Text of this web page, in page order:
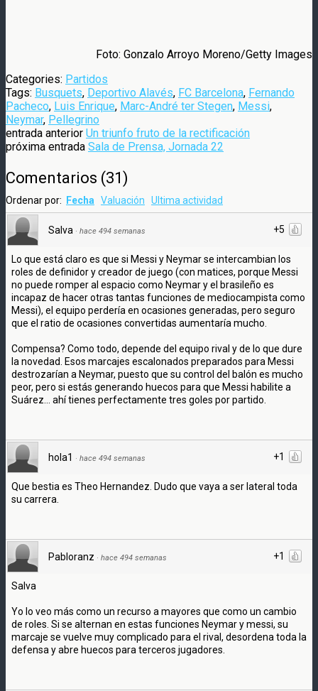
Foto: Gonzalo Arroyo Moreno/Getty Images
Categories: Partidos
Tags: Busquets, Deportivo Alavés, FC Barcelona, Fernando
Pacheco, Luis Enrique, Marc-André ter Stegen, Messi,
Neymar, Pellegrino
entrada anterior Un triunfo fruto de la rectificación
próxima entrada Sala de Prensa, Jornada 22
Comentarios (31)
Ordenar por: Fecha Valuación Ultima actividad
+5
Salva · hace 494 semanas
Lo que está claro es que si Messi y Neymar se intercambian los
roles de definidor y creador de juego (con matices, porque Messi
no puede romper al espacio como Neymar y el brasileño es
incapaz de hacer otras tantas funciones de mediocampista como
Messi), el equipo perdería en ocasiones generadas, pero seguro
que el ratio de ocasiones convertidas aumentaría mucho.
Compensa? Como todo, depende del equipo rival y de lo que dure
la novedad. Esos marcajes escalonados preparados para Messi
destrozarían a Neymar, puesto que su control del balón es mucho
peor, pero si estás generando huecos para que Messi habilite a
Suárez... ahí tienes perfectamente tres goles por partido.
+1
hola1 · hace 494 semanas
Que bestia es Theo Hernandez. Dudo que vaya a ser lateral toda
su carrera.
+1
Pabloranz · hace 494 semanas
Salva
Yo lo veo más como un recurso a mayores que como un cambio
de roles. Si se alternan en estas funciones Neymar y messi, su
marcaje se vuelve muy complicado para el rival, desordena toda la
defensa y abre huecos para terceros jugadores.